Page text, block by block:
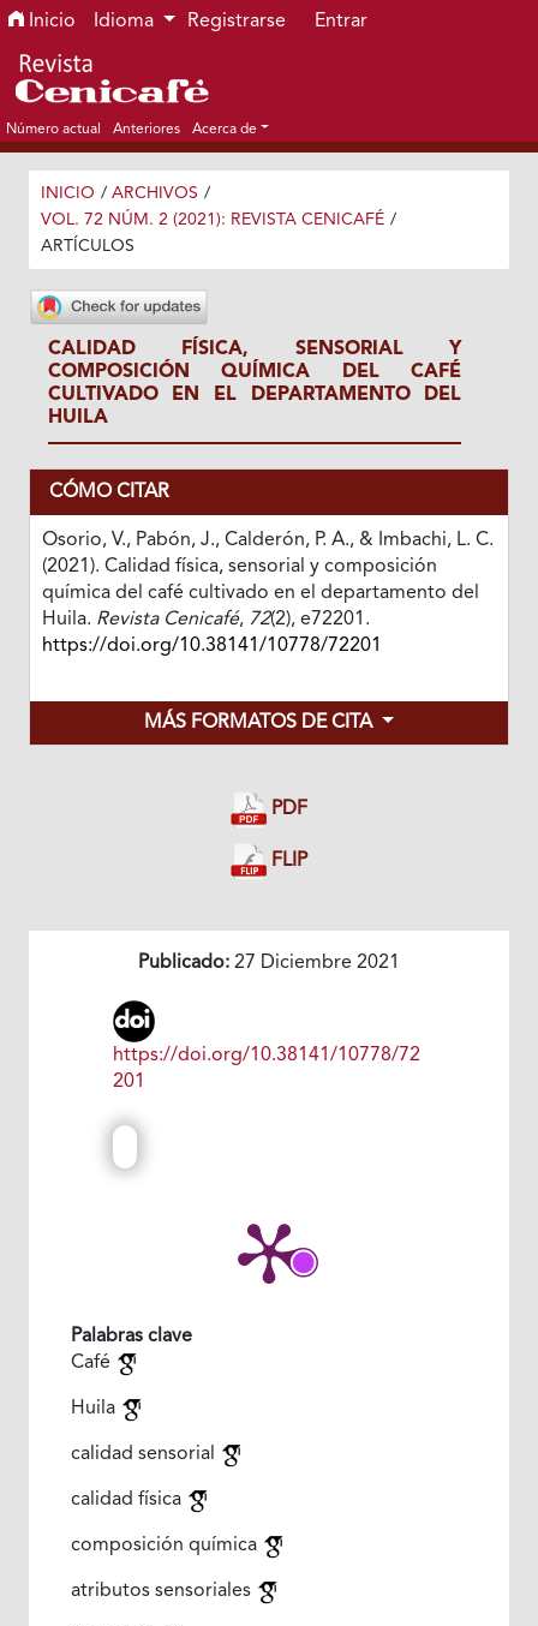
Ir al menú de navegación principal
Ir al contenido principal
Ir al pie de página del sitio
Inicio Idioma Registrarse Entrar
Número actual Anteriores Acerca de
INICIO / ARCHIVOS /
VOL. 72 NÚM. 2 (2021): REVISTA CENICAFÉ /
ARTÍCULOS
CALIDAD FÍSICA, SENSORIAL Y
COMPOSICIÓN QUÍMICA DEL CAFÉ
CULTIVADO EN EL DEPARTAMENTO DEL
HUILA
CÓMO CITAR
Osorio, V., Pabón, J., Calderón, P. A., & Imbachi, L. C.
(2021). Calidad física, sensorial y composición
química del café cultivado en el departamento del
Huila. Revista Cenicafé, 72(2), e72201.
https://doi.org/10.38141/10778/72201
MÁS FORMATOS DE CITA
PDF
FLIP
Publicado: 27 Diciembre 2021
https://doi.org/10.38141/10778/72
201
Palabras clave
Café
Huila
calidad sensorial
calidad física
composición química
atributos sensoriales